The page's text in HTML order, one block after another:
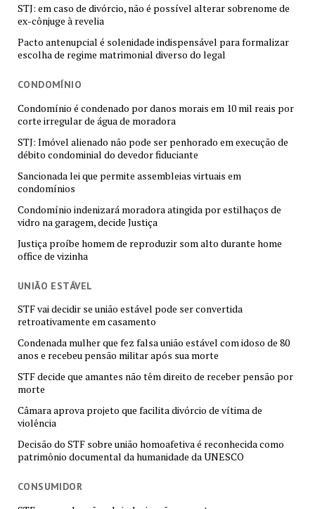
STJ: em caso de divórcio, não é possível alterar sobrenome de
ex-cônjuge à revelia
Pacto antenupcial é solenidade indispensável para formalizar
escolha de regime matrimonial diverso do legal
CONDOMÍNIO
Condomínio é condenado por danos morais em 10 mil reais por
corte irregular de água de moradora
STJ: Imóvel alienado não pode ser penhorado em execução de
débito condominial do devedor fiduciante
Sancionada lei que permite assembleias virtuais em
condomínios
Condomínio indenizará moradora atingida por estilhaços de
vidro na garagem, decide Justiça
Justiça proíbe homem de reproduzir som alto durante home
office de vizinha
UNIÃO ESTÁVEL
STF vai decidir se união estável pode ser convertida
retroativamente em casamento
Condenada mulher que fez falsa união estável com idoso de 80
anos e recebeu pensão militar após sua morte
STF decide que amantes não têm direito de receber pensão por
morte
Câmara aprova projeto que facilita divórcio de vítima de
violência
Decisão do STF sobre união homoafetiva é reconhecida como
patrimônio documental da humanidade da UNESCO
CONSUMIDOR